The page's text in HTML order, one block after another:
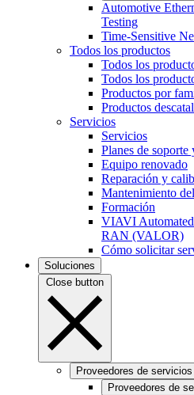
Automotive
Testing
Time-Sensitive
Todos los productos
Todos los
Todos los
Productos por
Productos
Servicios
Servicios
Planes de soporte
Equipo renovado
Reparación y
Mantenimiento
Formación
VIAVI
RAN (VALOR)
Cómo solicitar
Soluciones
Close button
Proveedores de servicios
Proveedores de